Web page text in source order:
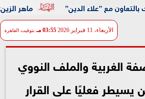
ماهر الزين: 25 حافلة تُعيد 1250 سودانيًا ضمن الفوج الـ41.. والالتزام بوثائق السفر عزز انسيابية العودة الطوعية ”علاء الدين”
الأربعاء، 11 فبراير 2026 03:55 مـ بتوقيت القاهرة
الغربية والملف النووي
يسيطر فعليًا على القرار